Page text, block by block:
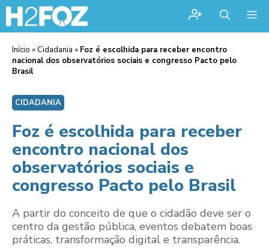
Início » Cidadania » Foz é escolhida para receber encontro
nacional dos observatórios sociais e congresso Pacto pelo
Brasil
CIDADANIA
Foz é escolhida para receber
encontro nacional dos
observatórios sociais e
congresso Pacto pelo Brasil
A partir do conceito de que o cidadão deve ser o
centro da gestão pública, eventos debatem boas
práticas, transformação digital e transparência.